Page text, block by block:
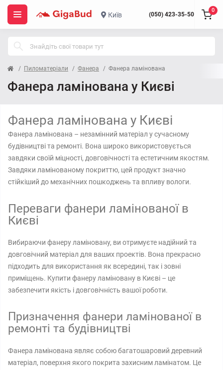
Київ (050) 423-35-50
0
Пиломатеріали Фанера Фанера ламінована
Фанера ламінована у Києві
Фанера ламінована у Києві
Фанера ламінована – незамінний матеріал у сучасному
будівництві та ремонті. Вона широко використовується
завдяки своїй міцності, довговічності та естетичним якостям.
Завдяки ламінованому покриттю, цей продукт значно
стійкіший до механічних пошкоджень та впливу вологи.
Переваги фанери ламінованої в
Києві
Вибираючи фанеру ламіновану, ви отримуєте надійний та
довговічний матеріал для ваших проектів. Вона прекрасно
підходить для використання як всередині, так і зовні
приміщень. Купити фанеру ламіновану в Києві – це
забезпечити якість і довговічність вашої роботи.
Призначення фанери ламінованої в
ремонті та будівництві
Фанера ламінована являє собою багатошаровий деревний
матеріал, поверхня якого покрита захисним ламінатом. Це